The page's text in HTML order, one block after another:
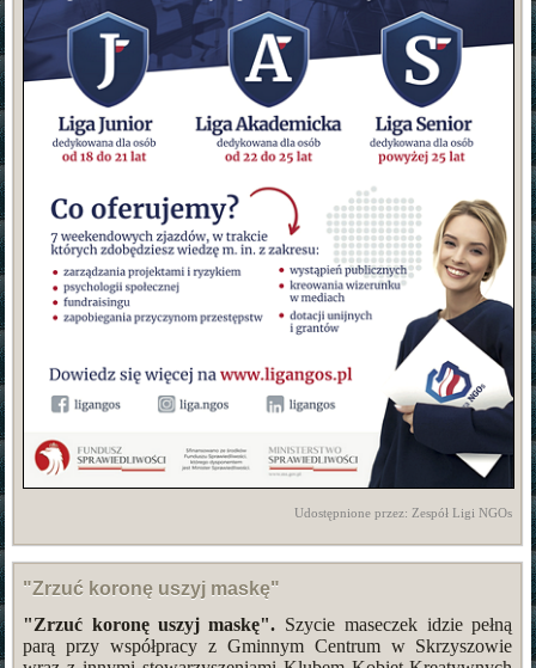
Udostępnione przez: Zespół Ligi NGOs
"Zrzuć koronę uszyj maskę"
"Zrzuć koronę uszyj maskę". Szycie maseczek idzie pełną
parą przy współpracy z Gminnym Centrum w Skrzyszowie